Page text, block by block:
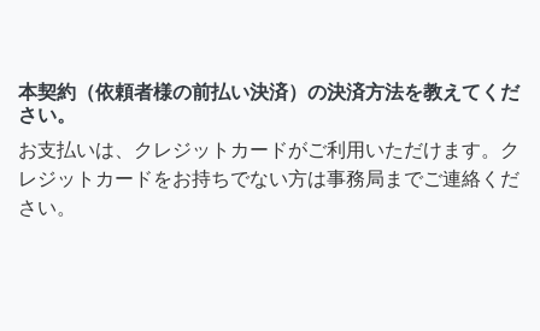
本契約（依頼者様の前払い決済）の決済方法を教えてくだ
さい。
お支払いは、クレジットカードがご利用いただけます。ク
レジットカードをお持ちでない方は事務局までご連絡くだ
さい。